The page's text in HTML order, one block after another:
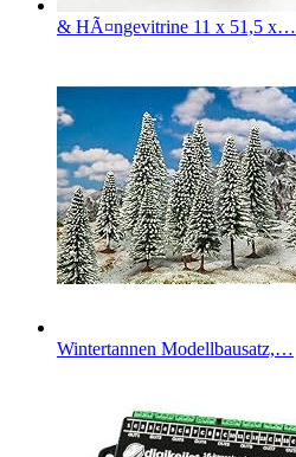
& HÃ¤ngevitrine 11 x 51,5 x…
Wintertannen Modellbausatz,…